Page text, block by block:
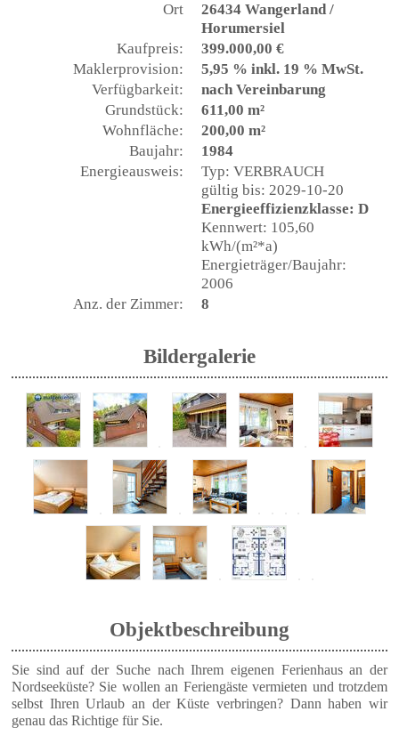
Ort
26434 Wangerland /
Horumersiel
Kaufpreis:
399.000,00 €
Maklerprovision:
5,95 % inkl. 19 % MwSt.
Verfügbarkeit:
nach Vereinbarung
Grundstück:
611,00 m²
Wohnfläche:
200,00 m²
Baujahr:
1984
Energieausweis:
Typ: VERBRAUCH
gültig bis: 2029-10-20
Energieeffizienzklasse: D
Kennwert: 105,60
kWh/(m²*a)
Energieträger/Baujahr:
2006
Anz. der Zimmer:
8
Bildergalerie
Objektbeschreibung
Sie sind auf der Suche nach Ihrem eigenen Ferienhaus an der
Nordseeküste? Sie wollen an Feriengäste vermieten und trotzdem
selbst Ihren Urlaub an der Küste verbringen? Dann haben wir
genau das Richtige für Sie.